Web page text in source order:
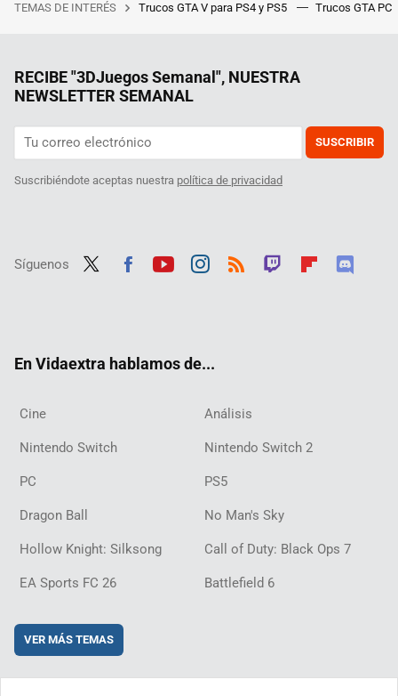
TEMAS DE INTERÉS Trucos GTA V para PS4 y PS5 Trucos GTA PC
RECIBE "3DJuegos Semanal", NUESTRA
NEWSLETTER SEMANAL
SUSCRIBIR
Suscribiéndote aceptas nuestra política de privacidad
Síguenos
En Vidaextra hablamos de...
Cine Análisis
Nintendo Switch Nintendo Switch 2
PC PS5
Dragon Ball No Man's Sky
Hollow Knight: Silksong Call of Duty: Black Ops 7
EA Sports FC 26 Battlefield 6
VER MÁS TEMAS